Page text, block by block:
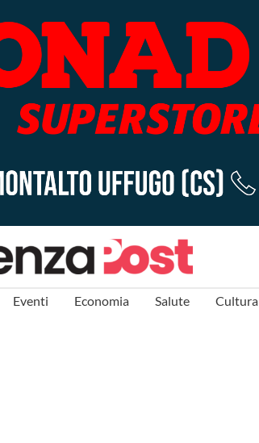
Eventi Economia Salute Cultura